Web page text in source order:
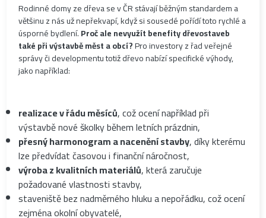
Rodinné domy ze dřeva se v ČR stávají běžným standardem a
většinu z nás už nepřekvapí, když si sousedé pořídí toto rychlé a
úsporné bydlení.Proč ale nevyužít benefity dřevostaveb
také při výstavbě měst a obcí?Pro investory z řad veřejné
správy či developmentu totiž dřevo nabízí specifické výhody,
jako například:
realizace v řádu měsíců, což ocení například při
výstavbě nové školky během letních prázdnin,
přesný harmonogram a nacenění stavby, díky kterému
lze předvídat časovou i finanční náročnost,
výroba z kvalitních materiálů, která zaručuje
požadované vlastnosti stavby,
staveniště bez nadměrného hluku a nepořádku, což ocení
zejména okolní obyvatelé,